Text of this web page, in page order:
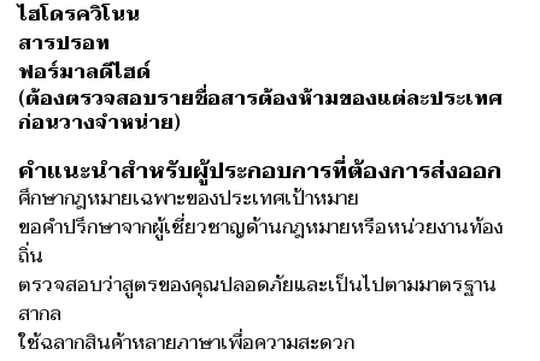
ไฮโดรควิโนน
สารปรอท
ฟอร์มาลดีไฮด์
(ต้องตรวจสอบรายชื่อสารต้องห้ามของแต่ละประเทศ
ก่อนวางจำหน่าย)
คำแนะนำสำหรับผู้ประกอบการที่ต้องการส่งออก
ศึกษากฎหมายเฉพาะของประเทศเป้าหมาย
ขอคำปรึกษาจากผู้เชี่ยวชาญด้านกฎหมายหรือหน่วยงานท้อง
ถิ่น
ตรวจสอบว่าสูตรของคุณปลอดภัยและเป็นไปตามมาตรฐาน
สากล
ใช้ฉลากสินค้าหลายภาษาเพื่อความสะดวก